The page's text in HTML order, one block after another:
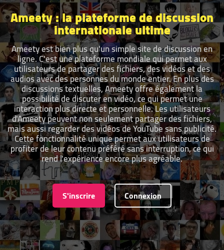
Ameety : la plateforme de discussion
internationale ultime
Ameety est bien plus qu'un simple site de discussion en
ligne. C'est une plateforme mondiale qui permet aux
utilisateurs de partager des fichiers, des vidéos et des
audios avec des personnes du monde entier. En plus des
discussions textuelles, Ameety offre également la
possibilité de discuter en vidéo, ce qui permet une
interaction plus directe et personnelle. Les utilisateurs
d'Ameety peuvent non seulement partager des fichiers,
mais aussi regarder des vidéos de YouTube sans publicité.
Cette fonctionnalité unique permet aux utilisateurs de
profiter de leur contenu préféré sans interruption, ce qui
rend l'expérience encore plus agréable.
S'inscrire Connexion